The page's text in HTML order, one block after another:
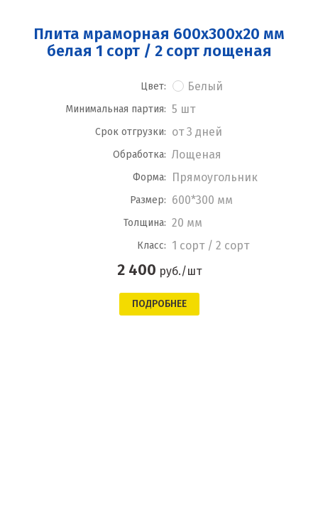
Плита мраморная 600x300x20 мм
белая 1 сорт / 2 сорт лощеная
Цвет: Белый
Минимальная партия: 5 шт
Срок отгрузки: от 3 дней
Обработка: Лощеная
Форма: Прямоугольник
Размер: 600*300 мм
Толщина: 20 мм
Класс: 1 сорт / 2 сорт
2 400 руб./шт
ПОДРОБНЕЕ